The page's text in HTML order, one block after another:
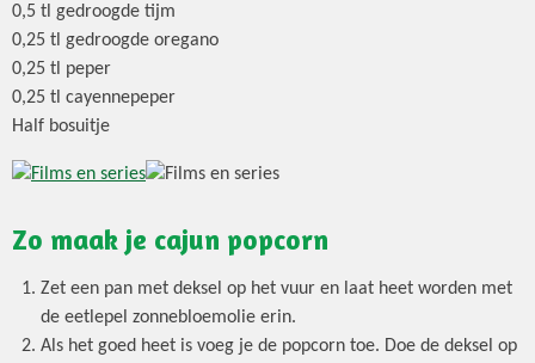
0,5 tl gedroogde tijm
0,25 tl gedroogde oregano
0,25 tl peper
0,25 tl cayennepeper
Half bosuitje
Zo maak je cajun popcorn
Zet een pan met deksel op het vuur en laat heet worden met
de eetlepel zonnebloemolie erin.
Als het goed heet is voeg je de popcorn toe. Doe de deksel op